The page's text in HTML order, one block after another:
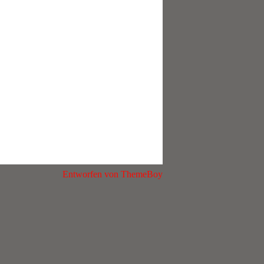
Entworfen von ThemeBoy